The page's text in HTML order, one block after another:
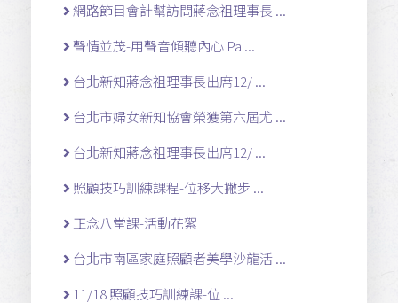
網路節目會計幫訪問蔣念祖理事長 ...
聲情並茂-用聲音傾聽內心 Pa ...
台北新知蔣念祖理事長出席12/ ...
台北市婦女新知協會榮獲第六屆尤 ...
台北新知蔣念祖理事長出席12/ ...
照顧技巧訓練課程-位移大撇步 ...
正念八堂課-活動花絮
台北市南區家庭照顧者美學沙龍活 ...
11/18 照顧技巧訓練課-位 ...